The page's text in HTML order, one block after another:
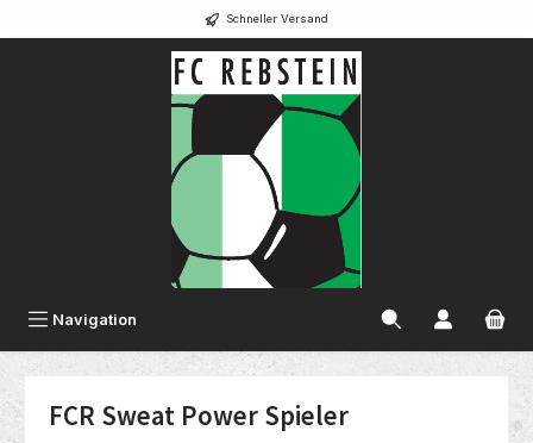
Schneller Versand
Navigation
FCR Sweat Power Spieler